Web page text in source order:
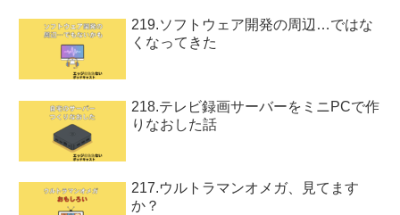
219.ソフトウェア開発の周辺…ではな
くなってきた
218.テレビ録画サーバーをミニPCで作
りなおした話
217.ウルトラマンオメガ、見てます
か？